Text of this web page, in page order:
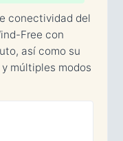
conectividad del
Free con
así como su
múltiples modos